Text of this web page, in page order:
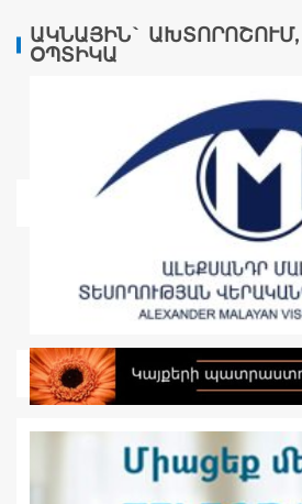
ԱԿՆԱՅԻՆ` ԱԽՏՈՐՈՇՈՒՄ,
ՕՊՏԻԿԱ